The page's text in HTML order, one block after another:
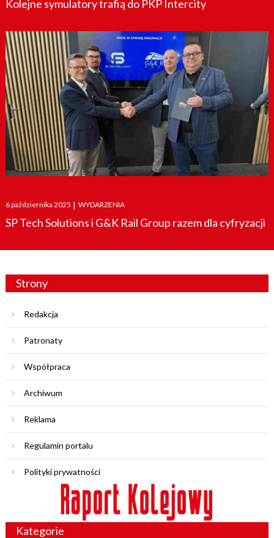
Kolejne symulatory trafią do PKP Intercity
Posted
on
6 października 2025 | WYDARZENIA
SP Tech Solutions i G&K Rail Group razem dla cyfryzacji
Strony
Redakcja
Patronaty
Współpraca
Archiwum
Reklama
Regulamin portalu
Polityki prywatności
Kategorie